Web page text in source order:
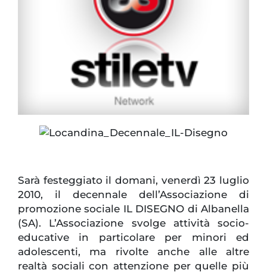
Sarà festeggiato il domani, venerdì 23 luglio
2010, il decennale dell’Associazione di
promozione sociale IL DISEGNO di Albanella
(SA). L’Associazione svolge attività socio-
educative in particolare per minori ed
adolescenti, ma rivolte anche alle altre
realtà sociali con attenzione per quelle più